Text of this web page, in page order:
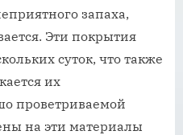
запаха,
Эти покрытия
суток, что также
их
проветриваемой
на эти материалы